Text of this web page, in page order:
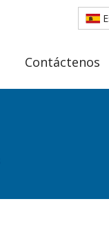
Contáctenos